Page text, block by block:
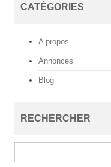
i
t
c
l
CATÉGORIES
A propos
Annonces
Blog
RECHERCHER